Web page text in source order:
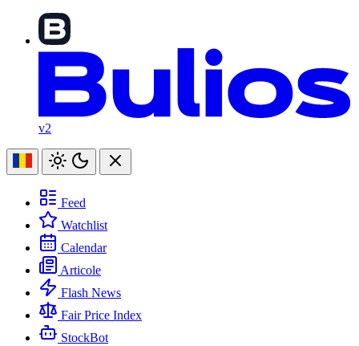
v2
Feed
Watchlist
Calendar
Articole
Flash News
Fair Price Index
StockBot